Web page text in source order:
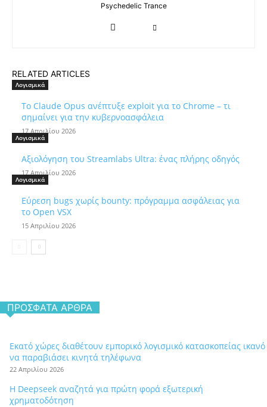
Psychedelic Trance
RELATED ARTICLES
Λογισμικά
Το Claude Opus ανέπτυξε exploit για το Chrome – τι
σημαίνει για την κυβερνοασφάλεια
17 Απριλίου 2026
Λογισμικά
Αξιολόγηση του Streamlabs Ultra: ένας πλήρης οδηγός
17 Απριλίου 2026
Λογισμικά
Εύρεση bugs χωρίς bounty: πρόγραμμα ασφάλειας για
το Open VSX
15 Απριλίου 2026
ΠΡΌΣΦΑΤΑ ΆΡΘΡΑ
Εκατό χώρες διαθέτουν εμπορικό λογισμικό κατασκοπείας ικανό
να παραβιάσει κινητά τηλέφωνα
22 Απριλίου 2026
Η Deepseek αναζητά για πρώτη φορά εξωτερική
χρηματοδότηση